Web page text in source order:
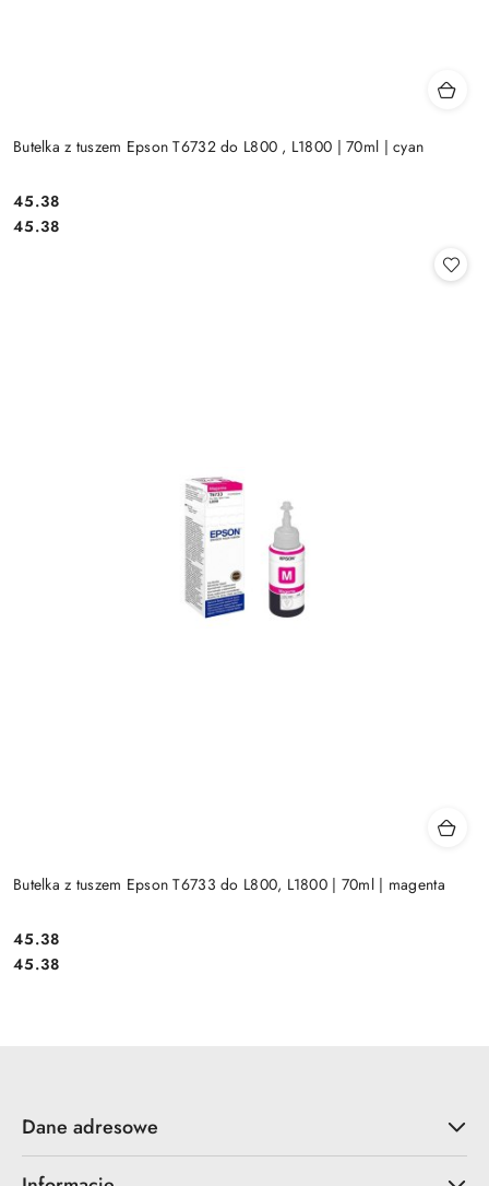
Butelka z tuszem Epson T6732 do L800 , L1800 | 70ml | cyan
Cena:
45.38
Cena:
45.38
Butelka z tuszem Epson T6733 do L800, L1800 | 70ml | magenta
Cena:
45.38
Cena:
45.38
Dane adresowe